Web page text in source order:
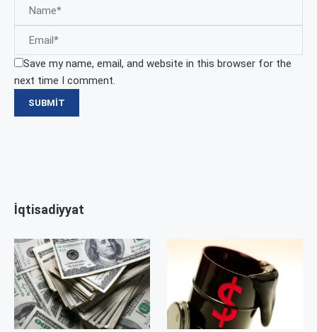
Save my name, email, and website in this browser for the
next time I comment.
İqtisadiyyat